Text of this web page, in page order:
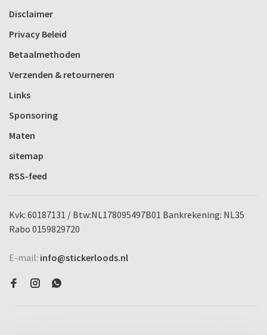
Disclaimer
Privacy Beleid
Betaalmethoden
Verzenden & retourneren
Links
Sponsoring
Maten
sitemap
RSS-feed
Kvk: 60187131 / Btw:NL178095497B01 Bankrekening: NL35
Rabo 0159829720
E-mail: info@stickerloods.nl